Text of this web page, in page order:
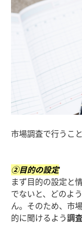
市場調査で行うこ
②目的の設定
まず目的の設定と
でないと、どのよ
ん。そのため、市
的に聞けるよう調